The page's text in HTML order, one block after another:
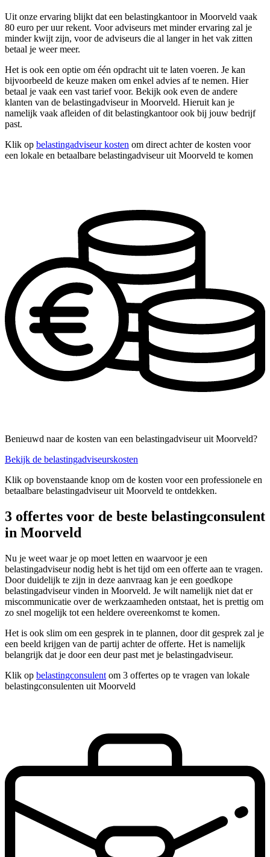
Uit onze ervaring blijkt dat een belastingkantoor in Moorveld vaak
80 euro per uur rekent. Voor adviseurs met minder ervaring zal je
minder kwijt zijn, voor de adviseurs die al langer in het vak zitten
betaal je weer meer.
Het is ook een optie om één opdracht uit te laten voeren. Je kan
bijvoorbeeld de keuze maken om enkel advies af te nemen. Hier
betaal je vaak een vast tarief voor. Bekijk ook even de andere
klanten van de belastingadviseur in Moorveld. Hieruit kan je
namelijk vaak afleiden of dit belastingkantoor ook bij jouw bedrijf
past.
Klik op belastingadviseur kosten om direct achter de kosten voor
een lokale en betaalbare belastingadviseur uit Moorveld te komen
Benieuwd naar de kosten van een belastingadviseur uit Moorveld?
Bekijk de belastingadviseurskosten
Klik op bovenstaande knop om de kosten voor een professionele en
betaalbare belastingadviseur uit Moorveld te ontdekken.
3 offertes voor de beste belastingconsulent
in Moorveld
Nu je weet waar je op moet letten en waarvoor je een
belastingadviseur nodig hebt is het tijd om een offerte aan te vragen.
Door duidelijk te zijn in deze aanvraag kan je een goedkope
belastingadviseur vinden in Moorveld. Je wilt namelijk niet dat er
miscommunicatie over de werkzaamheden ontstaat, het is prettig om
zo snel mogelijk tot een heldere overeenkomst te komen.
Het is ook slim om een gesprek in te plannen, door dit gesprek zal je
een beeld krijgen van de partij achter de offerte. Het is namelijk
belangrijk dat je door een deur past met je belastingadviseur.
Klik op belastingconsulent om 3 offertes op te vragen van lokale
belastingconsulenten uit Moorveld